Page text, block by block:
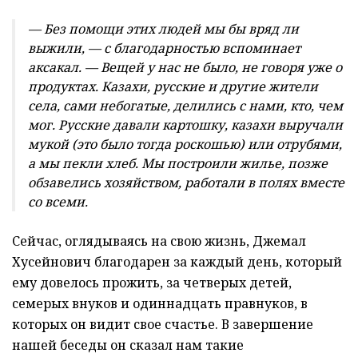
— Без помощи этих людей мы бы вряд ли
выжили, — с благодарностью вспоминает
аксакал. — Вещей у нас не было, не говоря уже о
продуктах. Казахи, русские и другие жители
села, сами небогатые, делились с нами, кто, чем
мог. Русские давали картошку, казахи выручали
мукой (это было тогда роскошью) или отрубями,
а мы пекли хлеб. Мы построили жилье, позже
обзавелись хозяйством, работали в полях вместе
со всеми.
Сейчас, оглядываясь на свою жизнь, Джемал
Хусейнович благодарен за каждый день, который
ему довелось прожить, за четверых детей,
семерых внуков и одиннадцать правнуков, в
которых он видит свое счастье. В завершение
нашей беседы он сказал нам такие